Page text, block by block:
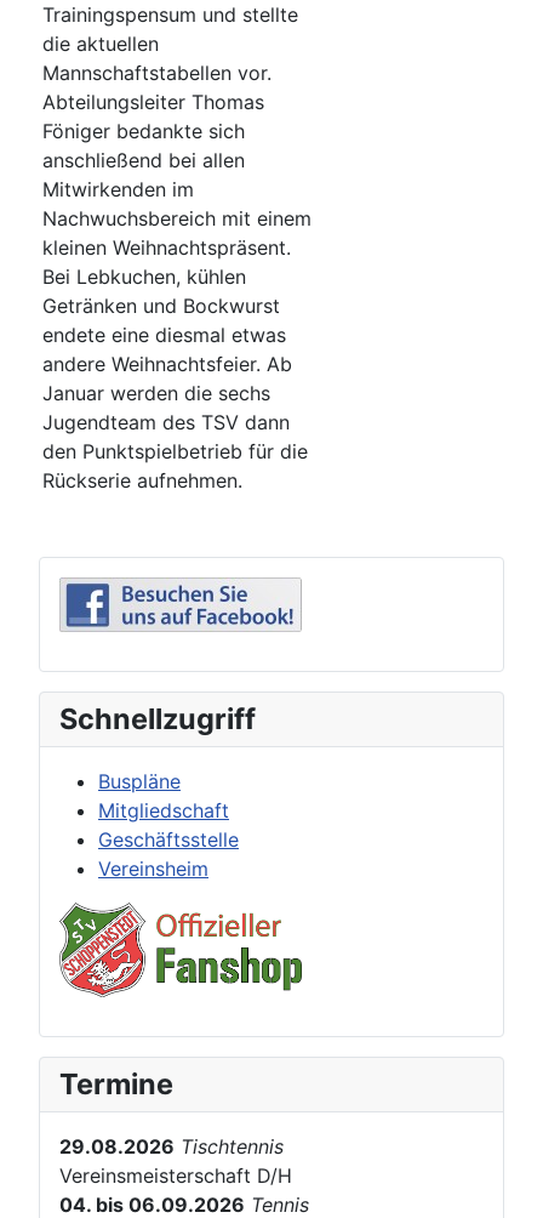
Trainingspensum und stellte
die aktuellen
Mannschaftstabellen vor.
Abteilungsleiter Thomas
Föniger bedankte sich
anschließend bei allen
Mitwirkenden im
Nachwuchsbereich mit einem
kleinen Weihnachtspräsent.
Bei Lebkuchen, kühlen
Getränken und Bockwurst
endete eine diesmal etwas
andere Weihnachtsfeier. Ab
Januar werden die sechs
Jugendteam des TSV dann
den Punktspielbetrieb für die
Rückserie aufnehmen.
Schnellzugriff
Buspläne
Mitgliedschaft
Geschäftsstelle
Vereinsheim
Termine
29.08.2026 Tischtennis
Vereinsmeisterschaft D/H
04. bis 06.09.2026 Tennis